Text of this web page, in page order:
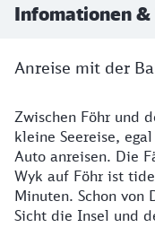
Infomationen &
Anreise mit der
Details zur Bahn-
Zwischen Föhr und
kleine Seereise,
Auto anreisen. Die
Wyk auf Föhr ist
Minuten. Schon von
Sicht die Insel und